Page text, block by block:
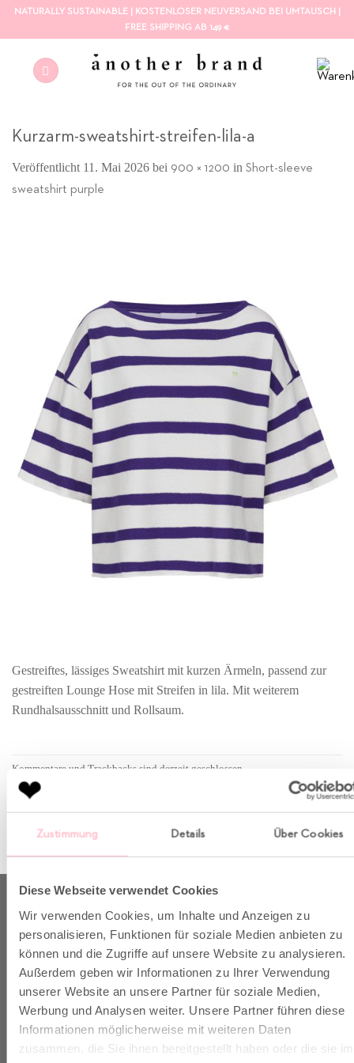
Zustimmung Details Über Cookies
Diese Webseite verwendet Cookies
Wir verwenden Cookies, um Inhalte und Anzeigen zu
personalisieren, Funktionen für soziale Medien anbieten zu
können und die Zugriffe auf unsere Website zu analysieren.
Außerdem geben wir Informationen zu Ihrer Verwendung
unserer Website an unsere Partner für soziale Medien,
Werbung und Analysen weiter. Unsere Partner führen diese
Informationen möglicherweise mit weiteren Daten
zusammen, die Sie ihnen bereitgestellt haben oder die sie im
ZumNATURALLY SUSTAINABLE | KOSTENLOSER NEUVERSAND BEI UMTAUSCH |
FREE SHIPPING AB 149 €
Kurzarm-sweatshirt-streifen-lila-a
Veröffentlicht 11. Mai 2026 bei 900 × 1200 in Short-sleeve
sweatshirt purple
Gestreiftes, lässiges Sweatshirt mit kurzen Ärmeln, passend zur
gestreiften Lounge Hose mit Streifen in lila. Mit weiterem
Rundhalsausschnitt und Rollsaum.
Kommentare und Trackbacks sind derzeit geschlossen.
←Zurück
Weiter→
Born in Munich.
Inspiring Designs.
Naturally sustainable.